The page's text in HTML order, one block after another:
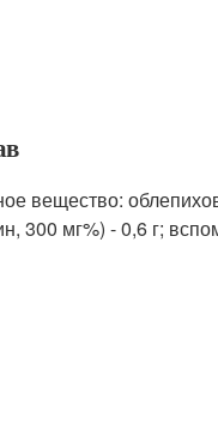
вещество:
300 мг%) - 0,6 г;